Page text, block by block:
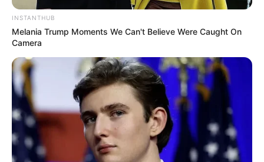
PRÓXIMA MATÉRIA
PUBLICAÇÃO RECENTE
Minas Gerais: chuvas deixam
desabrigados em Juiz de Fora
e Ubá.
FAÇA O SEU COMENTÁRIO AQUI!
FALE CONOSCO
INSTANTHUB
Melania Trump Moments We Can't Believe Were Caught On
Camera